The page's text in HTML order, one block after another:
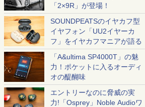
「2×9R」が登場！
SOUNDPEATSのイヤカフ型
イヤフォン「UU2イヤーカ
フ」をイヤカフマニアが語る
「A&ultima SP4000T」の魅
力！ポケットに入るオーディ
オの醍醐味
エントリーなのに脅威の実
力!「Osprey」Noble Audioワ